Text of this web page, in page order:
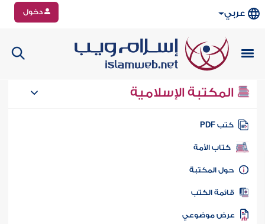
عربي دخول
المكتبة الإسلامية
كتب PDF
كتاب الأمة
المكتبة
الكتب